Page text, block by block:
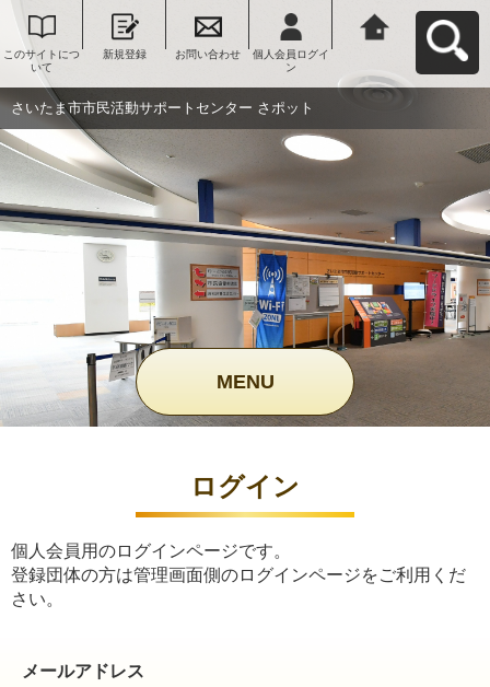
このサイトにつ
いて
新規登録 お問い合わせ
個人会員ログイ
ン
ンター さポット
へ戻る
さいたま市市民活動サポートセンター さポット
MENU
ログイン
個人会員用のログインページです。
登録団体の方は管理画面側のログインページをご利用くだ
さい。
メールアドレス